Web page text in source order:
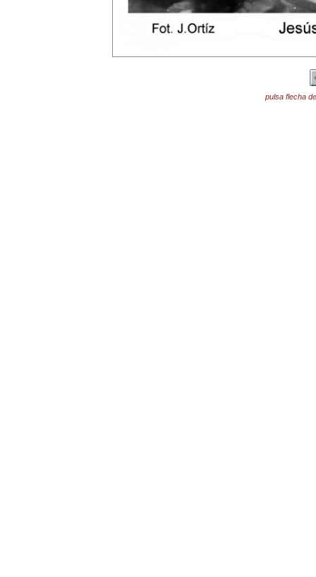
pulsa flecha